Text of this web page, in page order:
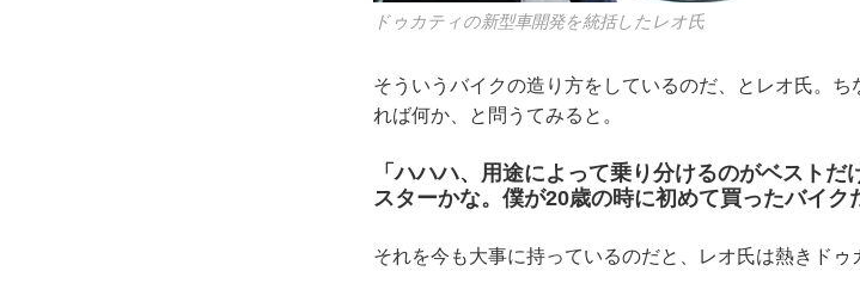
ドゥカティの新型車開発を統括したレオ氏
そういうバイクの造り方をしているのだ、とレオ氏。
れば何か、と問うてみると。
「ハハハ、用途によって乗り分けるのがベスト
スターかな。僕が20歳の時に初めて買ったバイク
それを今も大事に持っているのだと、レオ氏は熱きドゥ